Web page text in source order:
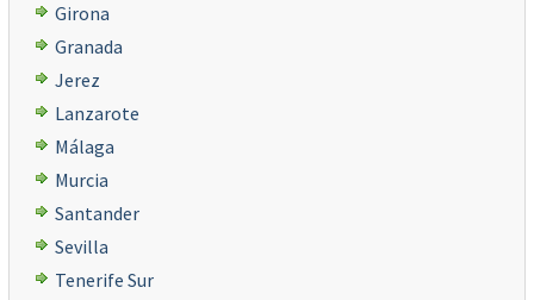
Girona
Granada
Jerez
Lanzarote
Málaga
Murcia
Santander
Sevilla
Tenerife Sur